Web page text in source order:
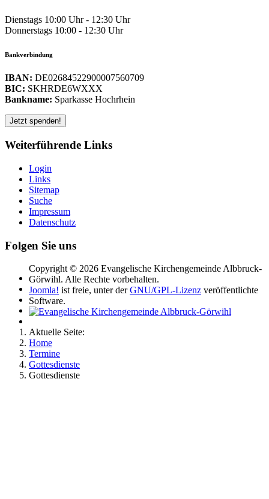
Dienstags 10:00 Uhr - 12:30 Uhr
Donnerstags 10:00 - 12:30 Uhr
Bankverbindung
IBAN: DE02684522900007560709
BIC: SKHRDE6WXXX
Bankname: Sparkasse Hochrhein
Weiterführende Links
Login
Links
Sitemap
Suche
Impressum
Datenschutz
Folgen Sie uns
Copyright © 2026 Evangelische Kirchengemeinde Albbruck-
Görwihl. Alle Rechte vorbehalten.
Joomla! ist freie, unter derGNU/GPL-Lizenz veröffentlichte
Software.
Aktuelle Seite:
Home
Termine
Gottesdienste
Gottesdienste